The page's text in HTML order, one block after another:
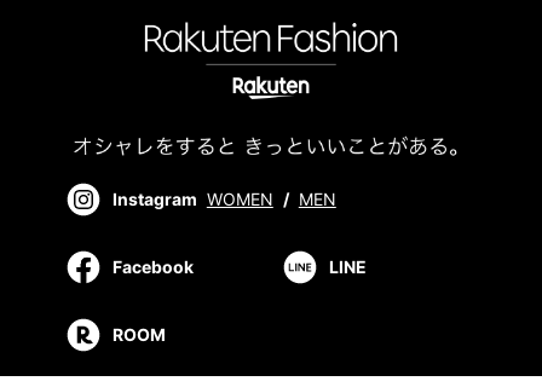
Instagram WOMEN / MEN
Facebook LINE
ROOM